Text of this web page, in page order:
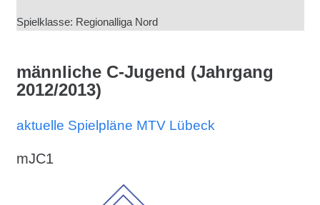
Spielklasse: Regionalliga Nord
männliche C-Jugend (Jahrgang
2012/2013)
aktuelle Spielpläne MTV Lübeck
mJC1